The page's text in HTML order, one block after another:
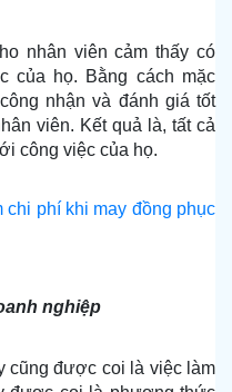
nhân viên cảm thấy có
của họ. Bằng cách mặc
nhận và đánh giá tốt
viên. Kết quả là, tất cả
công việc của họ.
chi phí khi may đồng phục
nghiệp
cũng được coi là việc làm